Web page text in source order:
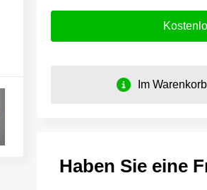
Im
Haben Sie eine